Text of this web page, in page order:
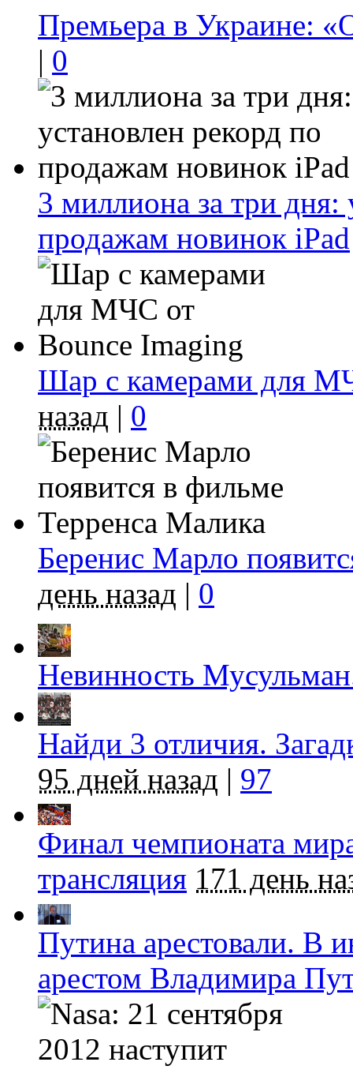
Премьера в Украине:
| 0
3 миллиона за три дня:
продажам новинок iPad
Шар с камерами для
назад | 0
Беренис Марло
день назад | 0
Невинность
Найди 3 отличия.
95 дней назад | 97
Финал чемпионата
трансляция 171 день
Путина арестовали. В
арестом Владимира